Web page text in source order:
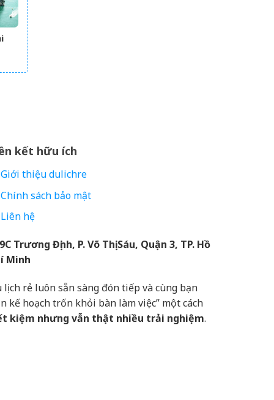
kết hữu ích
Giới thiệu dulichre
Chính sách bảo mật
Liên hệ
Trương Định, P. Võ Thị Sáu, Quận 3, TP. Hồ
Minh
lịch rẻ luôn sẵn sàng đón tiếp và cùng bạn
kế hoạch trốn khỏi bàn làm việc” một cách
kiệm nhưng vẫn thật nhiều trải nghiệm.